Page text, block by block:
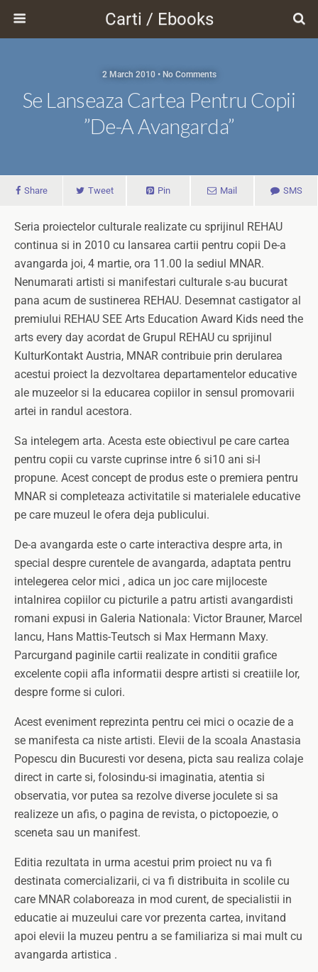
Carti / Ebooks
2 March 2010 • No Comments
Se Lanseaza Cartea Pentru Copii
”De-A Avangarda”
Share Tweet Pin Mail SMS
Seria proiectelor culturale realizate cu sprijinul REHAU
continua si in 2010 cu lansarea cartii pentru copii De-a
avangarda joi, 4 martie, ora 11.00 la sediul MNAR.
Nenumarati artisti si manifestari culturale s-au bucurat
pana acum de sustinerea REHAU. Desemnat castigator al
premiului REHAU SEE Arts Education Award Kids need the
arts every day acordat de Grupul REHAU cu sprijinul
KulturKontakt Austria, MNAR contribuie prin derularea
acestui proiect la dezvoltarea departamentelor educative
ale muzeelor si la educarea copiilor in sensul promovarii
artei in randul acestora.
Sa intelegem arta. Acesta este obiectivul pe care cartea
pentru copii cu varste cuprinse intre 6 si10 ani si-l
propune. Acest concept de produs este o premiera pentru
MNAR si completeaza activitatile si materialele educative
pe care muzeul le ofera deja publicului.
De-a avangarda este o carte interactiva despre arta, in
special despre curentele de avangarda, adaptata pentru
intelegerea celor mici , adica un joc care mijloceste
intalnirea copiilor cu picturile a patru artisti avangardisti
romani expusi in Galeria Nationala: Victor Brauner, Marcel
Iancu, Hans Mattis-Teutsch si Max Hermann Maxy.
Parcurgand paginile cartii realizate in conditii grafice
excelente copii afla informatii despre artisti si creatiile lor,
despre forme si culori.
Acest eveniment reprezinta pentru cei mici o ocazie de a
se manifesta ca niste artisti. Elevii de la scoala Anastasia
Popescu din Bucuresti vor desena, picta sau realiza colaje
direct in carte si, folosindu-si imaginatia, atentia si
observatia, vor putea sa rezolve diverse joculete si sa
realizeze un afis, o pagina de revista, o pictopoezie, o
sceneta sau un manifest.
Editia rezultata in urma acestui prim proiect nu va fi
destinata comercializarii, ci va fi distribuita in scolile cu
care MNAR colaboreaza in mod curent, de specialistii in
educatie ai muzeului care vor prezenta cartea, invitand
apoi elevii la muzeu pentru a se familiariza si mai mult cu
avangarda artistica .